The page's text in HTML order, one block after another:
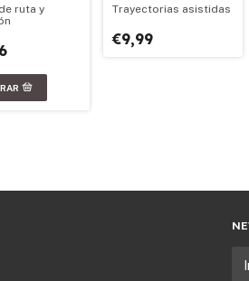
ruta y
Trayectorias asistidas
€9,99